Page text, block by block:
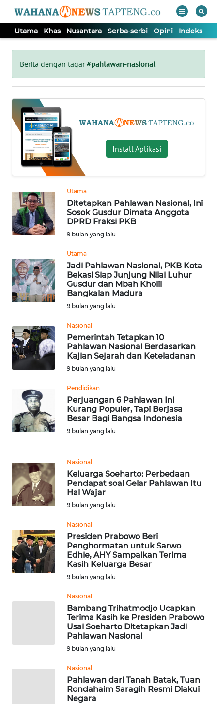
Utama Khas Nusantara Serba-serbi Opini Indeks
Berita dengan tagar#pahlawan-nasional
Install Aplikasi
Utama
Ditetapkan Pahlawan Nasional, Ini
Sosok Gusdur Dimata Anggota
DPRD Fraksi PKB
9 bulan yang lalu
Utama
Jadi Pahlawan Nasional, PKB Kota
Bekasi Siap Junjung Nilai Luhur
Gusdur dan Mbah Kholil
Bangkalan Madura
9 bulan yang lalu
Nasional
Pemerintah Tetapkan 10
Pahlawan Nasional Berdasarkan
Kajian Sejarah dan Keteladanan
9 bulan yang lalu
Pendidikan
Perjuangan 6 Pahlawan Ini
Kurang Populer, Tapi Berjasa
Besar Bagi Bangsa Indonesia
9 bulan yang lalu
Nasional
Keluarga Soeharto: Perbedaan
Pendapat soal Gelar Pahlawan Itu
Hal Wajar
9 bulan yang lalu
Nasional
Presiden Prabowo Beri
Penghormatan untuk Sarwo
Edhie, AHY Sampaikan Terima
Kasih Keluarga Besar
9 bulan yang lalu
Nasional
Bambang Trihatmodjo Ucapkan
Terima Kasih ke Presiden Prabowo
Usai Soeharto Ditetapkan Jadi
Pahlawan Nasional
9 bulan yang lalu
Nasional
Pahlawan dari Tanah Batak, Tuan
Rondahaim Saragih Resmi Diakui
Negara
Tutup
UTAMA
KHAS
NUSANTARA
SERBA-
SERBI
OPINI
Informasi
BERITA
KONTAK
KAMI
INFO
IKLAN
TENTANG
KAMI
PEDOMAN
MEDIA
SIBER
KARIR
DISCLAIMER
News
Regional
WN
SUMUT
JABAR
WN